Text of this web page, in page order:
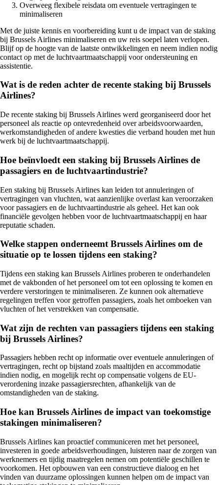
Overweeg flexibele reisdata om eventuele vertragingen te
minimaliseren
Met de juiste kennis en voorbereiding kunt u de impact van de staking
bij Brussels Airlines minimaliseren en uw reis soepel laten verlopen.
Blijf op de hoogte van de laatste ontwikkelingen en neem indien nodig
contact op met de luchtvaartmaatschappij voor ondersteuning en
assistentie.
Wat is de reden achter de recente staking bij Brussels
Airlines?
De recente staking bij Brussels Airlines werd georganiseerd door het
personeel als reactie op ontevredenheid over arbeidsvoorwaarden,
werkomstandigheden of andere kwesties die verband houden met hun
werk bij de luchtvaartmaatschappij.
Hoe beïnvloedt een staking bij Brussels Airlines de
passagiers en de luchtvaartindustrie?
Een staking bij Brussels Airlines kan leiden tot annuleringen of
vertragingen van vluchten, wat aanzienlijke overlast kan veroorzaken
voor passagiers en de luchtvaartindustrie als geheel. Het kan ook
financiële gevolgen hebben voor de luchtvaartmaatschappij en haar
reputatie schaden.
Welke stappen onderneemt Brussels Airlines om de
situatie op te lossen tijdens een staking?
Tijdens een staking kan Brussels Airlines proberen te onderhandelen
met de vakbonden of het personeel om tot een oplossing te komen en
verdere verstoringen te minimaliseren. Ze kunnen ook alternatieve
regelingen treffen voor getroffen passagiers, zoals het omboeken van
vluchten of het verstrekken van compensatie.
Wat zijn de rechten van passagiers tijdens een staking
bij Brussels Airlines?
Passagiers hebben recht op informatie over eventuele annuleringen of
vertragingen, recht op bijstand zoals maaltijden en accommodatie
indien nodig, en mogelijk recht op compensatie volgens de EU-
verordening inzake passagiersrechten, afhankelijk van de
omstandigheden van de staking.
Hoe kan Brussels Airlines de impact van toekomstige
stakingen minimaliseren?
Brussels Airlines kan proactief communiceren met het personeel,
investeren in goede arbeidsverhoudingen, luisteren naar de zorgen van
werknemers en tijdig maatregelen nemen om potentiële geschillen te
voorkomen. Het opbouwen van een constructieve dialoog en het
vinden van duurzame oplossingen kunnen helpen om de impact van